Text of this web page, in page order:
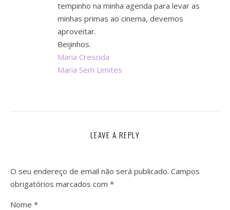
tempinho na minha agenda para levar as
minhas primas ao cinema, devemos
aproveitar.
Beijinhos.
Maria Crescida
Maria Sem Limites
LEAVE A REPLY
O seu endereço de email não será publicado. Campos
obrigatórios marcados com *
Nome *